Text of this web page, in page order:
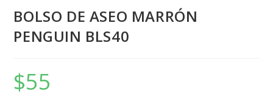
BOLSO DE ASEO MARRÓN
PENGUIN BLS40
$55